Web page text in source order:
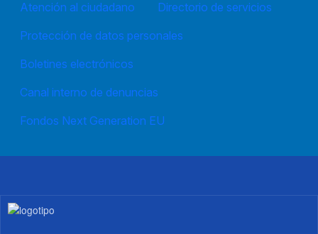
Atención al ciudadano
Directorio de servicios
Protección de datos personales
Boletines electrónicos
Canal interno de denuncias
Fondos Next Generation EU
Imagen